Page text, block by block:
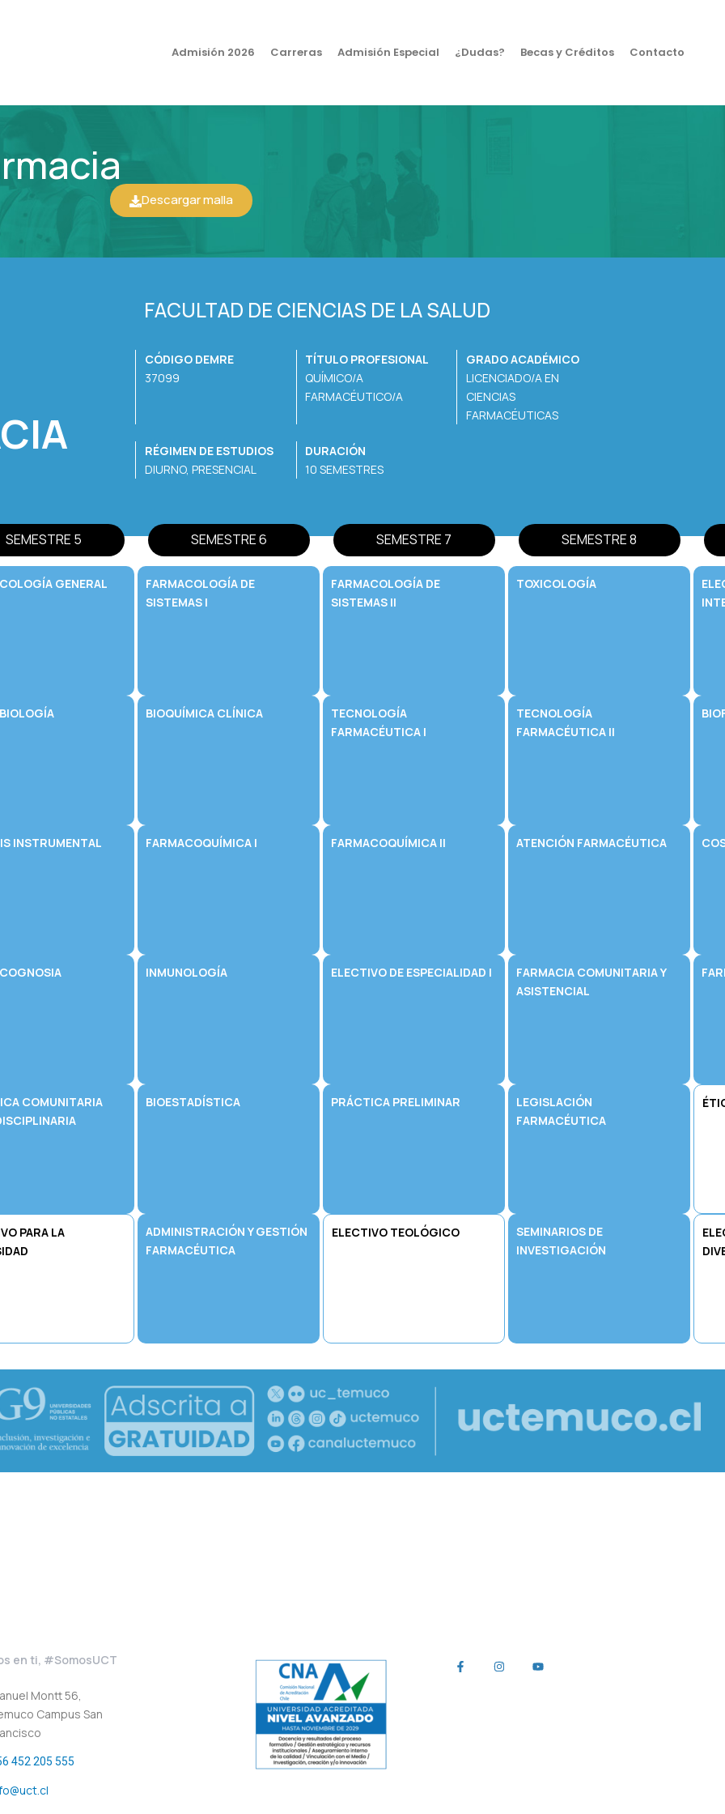
Admisión 2026 Carreras Admisión Especial ¿Dudas? Becas y Créditos Contacto
Descargar malla
FACULTAD DE CIENCIAS DE LA SALUD
CÓDIGO DEMRE
37099
TÍTULO PROFESIONAL
QUÍMICO/A
FARMACÉUTICO/A
GRADO ACADÉMICO
LICENCIADO/A EN
CIENCIAS
FARMACÉUTICAS
RÉGIMEN DE ESTUDIOS
DIURNO, PRESENCIAL
DURACIÓN
10 SEMESTRES
SEMESTRE 5
GENERAL
INSTRUMENTAL
COMUNITARIA
PARA LA
SEMESTRE 6
FARMACOLOGÍA DE
SISTEMAS I
BIOQUÍMICA CLÍNICA
FARMACOQUÍMICA I
INMUNOLOGÍA
BIOESTADÍSTICA
ADMINISTRACIÓN Y GESTIÓN
FARMACÉUTICA
SEMESTRE 7
FARMACOLOGÍA DE
SISTEMAS II
TECNOLOGÍA
FARMACÉUTICA I
FARMACOQUÍMICA II
ELECTIVO DE ESPECIALIDAD I
PRÁCTICA PRELIMINAR
ELECTIVO TEOLÓGICO
SEMESTRE 8
TOXICOLOGÍA
TECNOLOGÍA
FARMACÉUTICA II
ATENCIÓN FARMACÉUTICA
FARMACIA COMUNITARIA Y
ASISTENCIAL
LEGISLACIÓN
FARMACÉUTICA
SEMINARIOS DE
INVESTIGACIÓN
en ti, #SomosUCT
Montt 56,
Campus San
452 205 555